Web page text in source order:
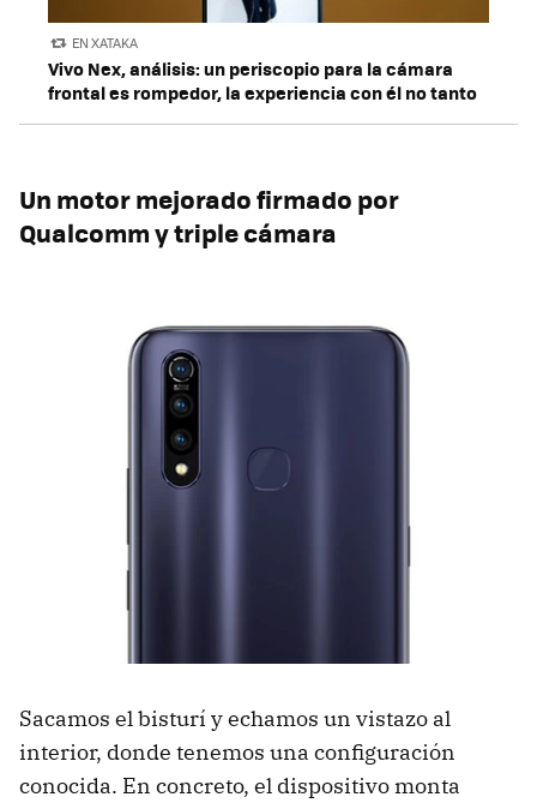
EN XATAKA
Vivo Nex, análisis: un periscopio para la cámara
frontal es rompedor, la experiencia con él no tanto
Un motor mejorado firmado por
Qualcomm y triple cámara
Sacamos el bisturí y echamos un vistazo al
interior, donde tenemos una configuración
conocida. En concreto, el dispositivo monta